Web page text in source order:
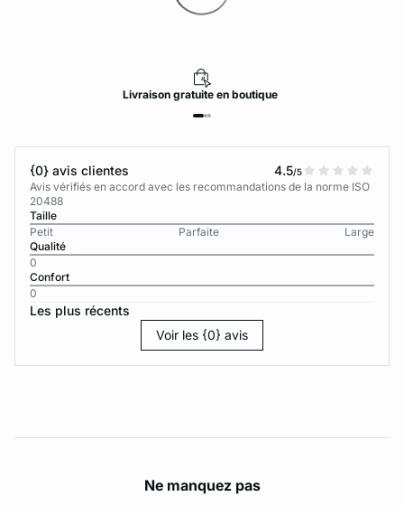
Livraisongratuiteen boutique
{0} avis clientes 4.5/5
Avis vérifiés en accord avec les recommandations de la norme ISO
20488
Taille
Petit
Parfaite
Large
Qualité
0
Confort
0
Les plus récents
Voir les {0} avis
Ne manquez pas